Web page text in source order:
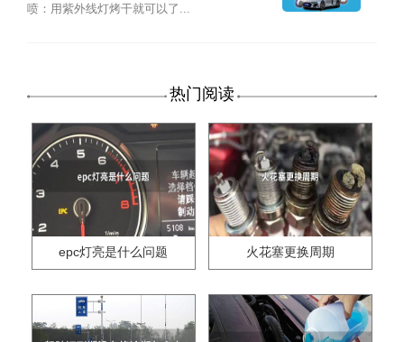
喷：用紫外线灯烤干就可以了...
热门阅读
epc灯亮是什么问题 火花塞更换周期